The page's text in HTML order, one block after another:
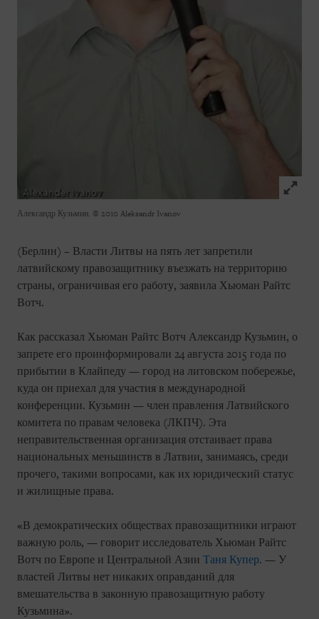
Click
Александр Кузьмин. © 2010 Aleksandr Ivanov
(Берлин) – Власти Литвы на пять лет запретили
латвийскому правозащитнику въезжать на территорию
страны, ограничивая его работу, заявила Хьюман Райтс
Вотч.
Как рассказал Хьюман Райтс Вотч Александр Кузьмин, о
запрете его проинформировали 24 августа 2015 года по
прибытии в Клайпеду — город на литовском побережье,
куда он приехал для участия в международной
конференции. Кузьмин — член правления Латвийского
комитета по правам человека (ЛКПЧ). Эта
неправительственная организация отстаивает права
национальных меньшинств в Латвии, занимаясь, среди
прочего, такими вопросами, как их юридический статус
и жилищные права.
«В демократических обществах правозащитники играют
важную роль, — говорит исследователь Хьюман Райтс
Вотч по Европе и Центральной Азии Таня Купер. — У
властей Литвы нет никаких оправданий для
вмешательства в законную правозащитную работу
Кузьмина».